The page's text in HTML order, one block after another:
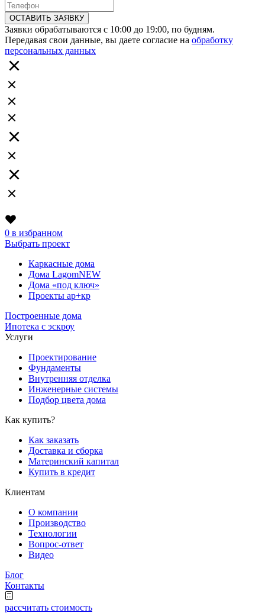
ОСТАВИТЬ ЗАЯВКУ
Заявки обрабатываются с 10:00 до 19:00, по будням.
Передавая свои данные, вы даете согласие на обработку
персональных данных
0 в избранном
Выбрать проект
Каркасные дома
Дома LagomNEW
Дома «под ключ»
Проекты ар+кр
Построенные дома
Ипотека с эскроу
Услуги
Проектирование
Фундаменты
Внутренняя отделка
Инженерные системы
Подбор цвета дома
Как купить?
Как заказать
Доставка и сборка
Материнский капитал
Купить в кредит
Клиентам
О компании
Производство
Технологии
Вопрос-ответ
Видео
Блог
Контакты
рассчитать стоимость